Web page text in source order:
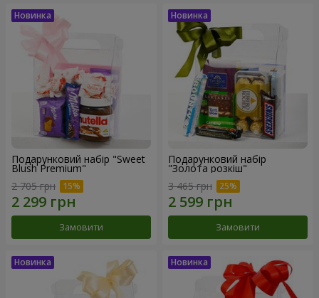
Подарунковий набір "Sweet
Blush Premium"
2 705 грн
Замовити
Подарунковий набір
"Золота розкіш"
3 465 грн
Замовити